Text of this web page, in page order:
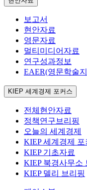
보고서
현안자료
영문자료
멀티미디어자료
연구성과정보
EAER(영문학술
KIEP 세계경제 포커스
전체현안자료
정책연구브리핑
오늘의 세계경제
KIEP 세계경제 포
KIEP 기초자료
KIEP 북경사무소
KIEP 델리 브리핑